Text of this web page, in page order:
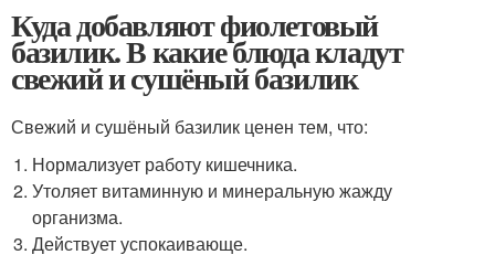
Куда добавляют фиолетовый
базилик. В какие блюда кладут
свежий и сушёный базилик
Свежий и сушёный базилик ценен тем, что:
Нормализует работу кишечника.
Утоляет витаминную и минеральную жажду
организма.
Действует успокаивающе.